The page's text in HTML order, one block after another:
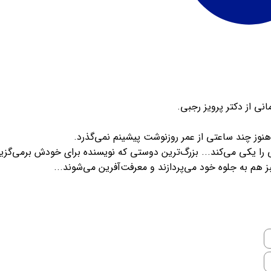
از دکتر پرویز رجبی.
چند ساعتی از عمر روزنوشت پیشینم نمی‌گذرد.
یکی می‌کند... بزرگ‌ترین دوستی که نویسنده برای خودش
هم به جلوه خود می‌پردازند و معرفت‌آفرین می‌شوند...